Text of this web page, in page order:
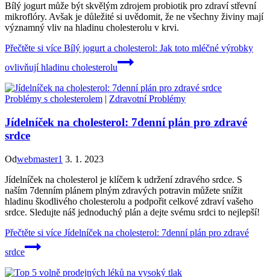
Bílý jogurt může být skvělým zdrojem probiotik pro zdraví střevní
mikroflóry. Avšak je důležité si uvědomit, že ne všechny živiny mají
významný vliv na hladinu cholesterolu v krvi.
Přečtěte si více Bílý jogurt a cholesterol: Jak toto mléčné výrobky
ovlivňují hladinu cholesterolu
Problémy s cholesterolem | Zdravotní Problémy
Jídelníček na cholesterol: 7denní plán pro zdravé
srdce
Odwebmaster1 3. 1. 2023
Jídelníček na cholesterol je klíčem k udržení zdravého srdce. S
naším 7denním plánem plným zdravých potravin můžete snížit
hladinu škodlivého cholesterolu a podpořit celkové zdraví vašeho
srdce. Sledujte náš jednoduchý plán a dejte svému srdci to nejlepší!
Přečtěte si více Jídelníček na cholesterol: 7denní plán pro zdravé
srdce